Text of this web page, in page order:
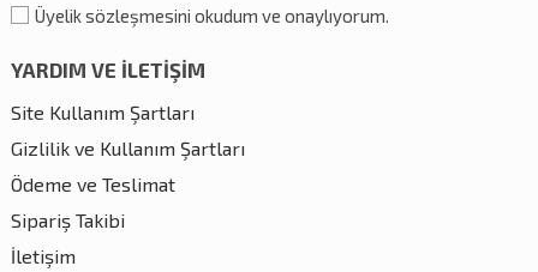
Üyelik sözleşmesini okudum ve onaylıyorum.
YARDIM VE İLETİŞİM
Site Kullanım Şartları
Gizlilik ve Kullanım Şartları
Ödeme ve Teslimat
Sipariş Takibi
İletişim